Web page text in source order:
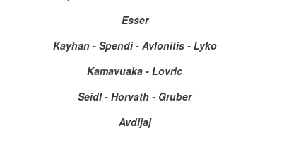
Esser
Kayhan - Spendi - Avlonitis - Lyko
Kamavuaka - Lovric
Seidl - Horvath - Gruber
Avdijaj